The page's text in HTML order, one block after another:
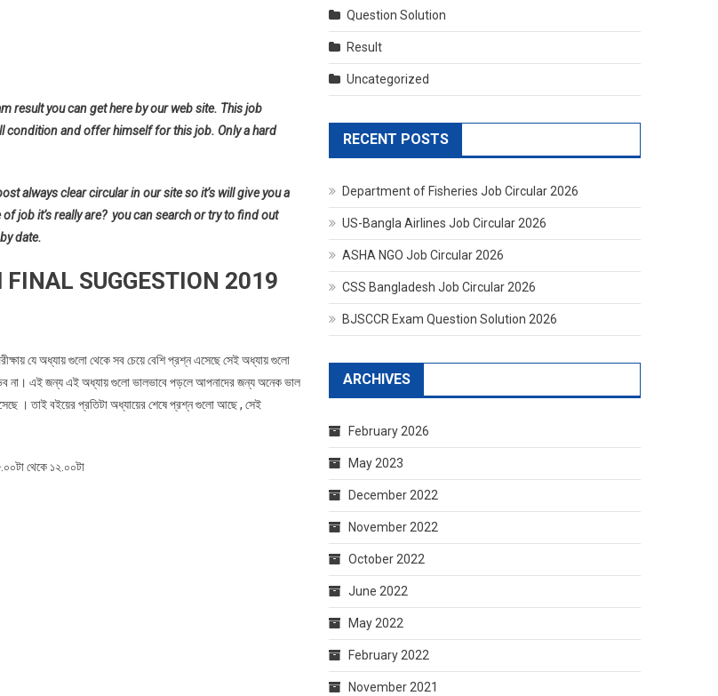
result you can get here by our web site. This job
condition and offer himself for this job. Only a hard
always clear circular in our site so it’s will give you a
job it’s really are? you can search or try to find out
date.
SUGGESTION 2019
যে অধ্যায় গুলো থেকে সব চেয়ে বেশি প্রশ্ন এসেছে সেই অধ্যায় গুলো
না। এই জন্য এই অধ্যায় গুলো ভালভাবে পড়লে আপনাদের জন্য অনেক ভাল
। তাই বইয়ের প্রতিটা অধ্যায়ের শেষে প্রশ্ন গুলো আছে , সেই
থেকে ১২.০০টা
Question Solution
Result
Uncategorized
RECENT POSTS
Department of Fisheries Job Circular 2026
US-Bangla Airlines Job Circular 2026
ASHA NGO Job Circular 2026
CSS Bangladesh Job Circular 2026
BJSCCR Exam Question Solution 2026
ARCHIVES
February 2026
May 2023
December 2022
November 2022
October 2022
June 2022
May 2022
February 2022
November 2021